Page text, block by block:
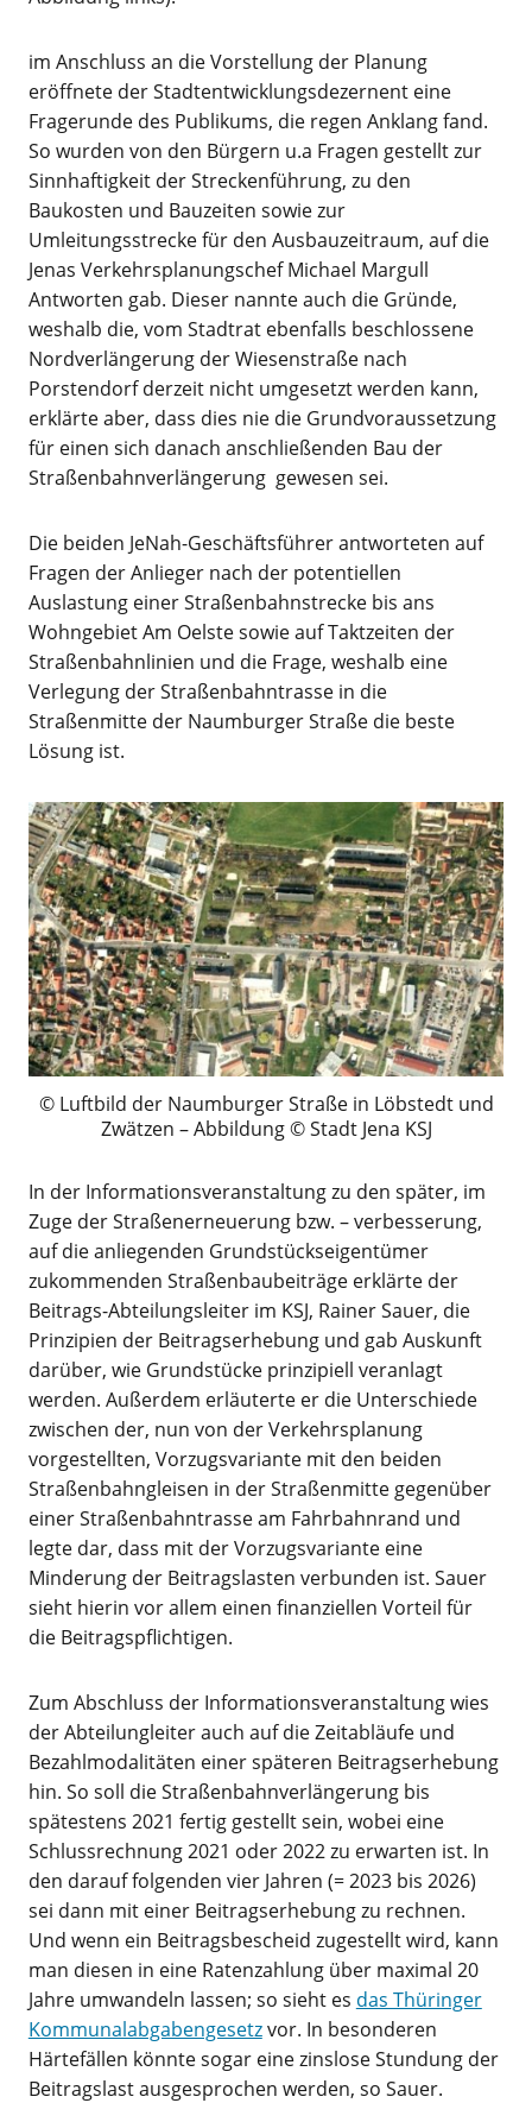
im Anschluss an die Vorstellung der Planung
eröffnete der Stadtentwicklungsdezernent eine
Fragerunde des Publikums, die regen Anklang fand.
So wurden von den Bürgern u.a Fragen gestellt zur
Sinnhaftigkeit der Streckenführung, zu den
Baukosten und Bauzeiten sowie zur
Umleitungsstrecke für den Ausbauzeitraum, auf die
Jenas Verkehrsplanungschef Michael Margull
Antworten gab. Dieser nannte auch die Gründe,
weshalb die, vom Stadtrat ebenfalls beschlossene
Nordverlängerung der Wiesenstraße nach
Porstendorf derzeit nicht umgesetzt werden kann,
erklärte aber, dass dies nie die Grundvoraussetzung
für einen sich danach anschließenden Bau der
Straßenbahnverlängerung gewesen sei.
Die beiden JeNah-Geschäftsführer antworteten auf
Fragen der Anlieger nach der potentiellen
Auslastung einer Straßenbahnstrecke bis ans
Wohngebiet Am Oelste sowie auf Taktzeiten der
Straßenbahnlinien und die Frage, weshalb eine
Verlegung der Straßenbahntrasse in die
Straßenmitte der Naumburger Straße die beste
Lösung ist.
Luftbild der Naumburger Straße in Löbstedt und
Zwätzen – Abbildung © Stadt Jena KSJ
In der Informationsveranstaltung zu den später, im
Zuge der Straßenerneuerung bzw. – verbesserung,
auf die anliegenden Grundstückseigentümer
zukommenden Straßenbaubeiträge erklärte der
Beitrags-Abteilungsleiter im KSJ, Rainer Sauer, die
Prinzipien der Beitragserhebung und gab Auskunft
darüber, wie Grundstücke prinzipiell veranlagt
werden. Außerdem erläuterte er die Unterschiede
zwischen der, nun von der Verkehrsplanung
vorgestellten, Vorzugsvariante mit den beiden
Straßenbahngleisen in der Straßenmitte gegenüber
einer Straßenbahntrasse am Fahrbahnrand und
legte dar, dass mit der Vorzugsvariante eine
Minderung der Beitragslasten verbunden ist. Sauer
sieht hierin vor allem einen finanziellen Vorteil für
die Beitragspflichtigen.
Zum Abschluss der Informationsveranstaltung wies
der Abteilungleiter auch auf die Zeitabläufe und
Bezahlmodalitäten einer späteren Beitragserhebung
hin. So soll die Straßenbahnverlängerung bis
spätestens 2021 fertig gestellt sein, wobei eine
Schlussrechnung 2021 oder 2022 zu erwarten ist. In
den darauf folgenden vier Jahren (= 2023 bis 2026)
sei dann mit einer Beitragserhebung zu rechnen.
Und wenn ein Beitragsbescheid zugestellt wird, kann
man diesen in eine Ratenzahlung über maximal 20
Jahre umwandeln lassen; so sieht es das Thüringer
Kommunalabgabengesetzvor. In besonderen
Härtefällen könnte sogar eine zinslose Stundung der
Beitragslast ausgesprochen werden, so Sauer.